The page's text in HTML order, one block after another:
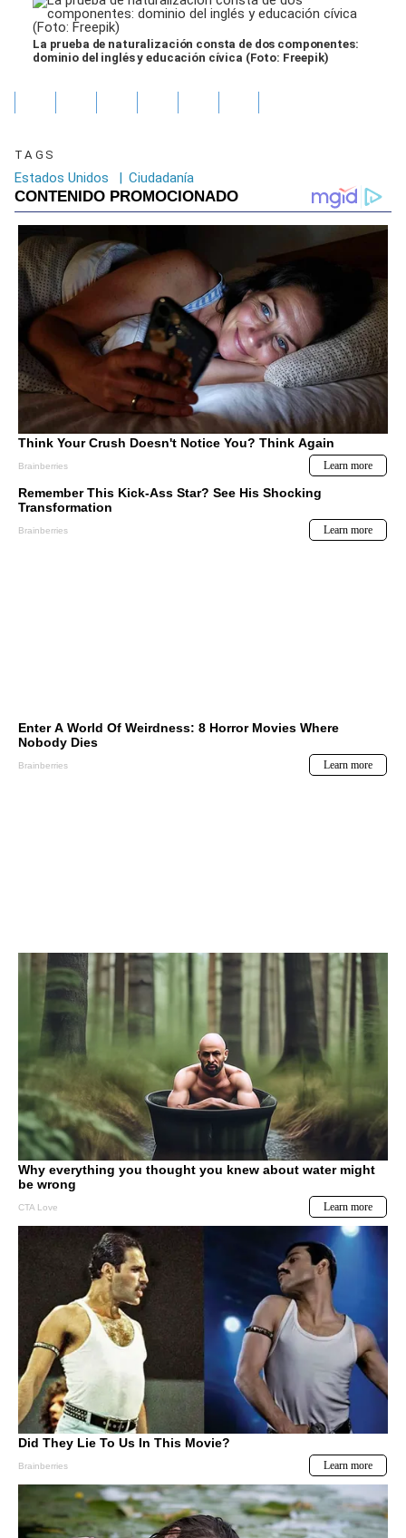
La prueba de naturalización consta de dos componentes:
dominio del inglés y educación cívica (Foto: Freepik)
TAGS
Estados Unidos | Ciudadanía